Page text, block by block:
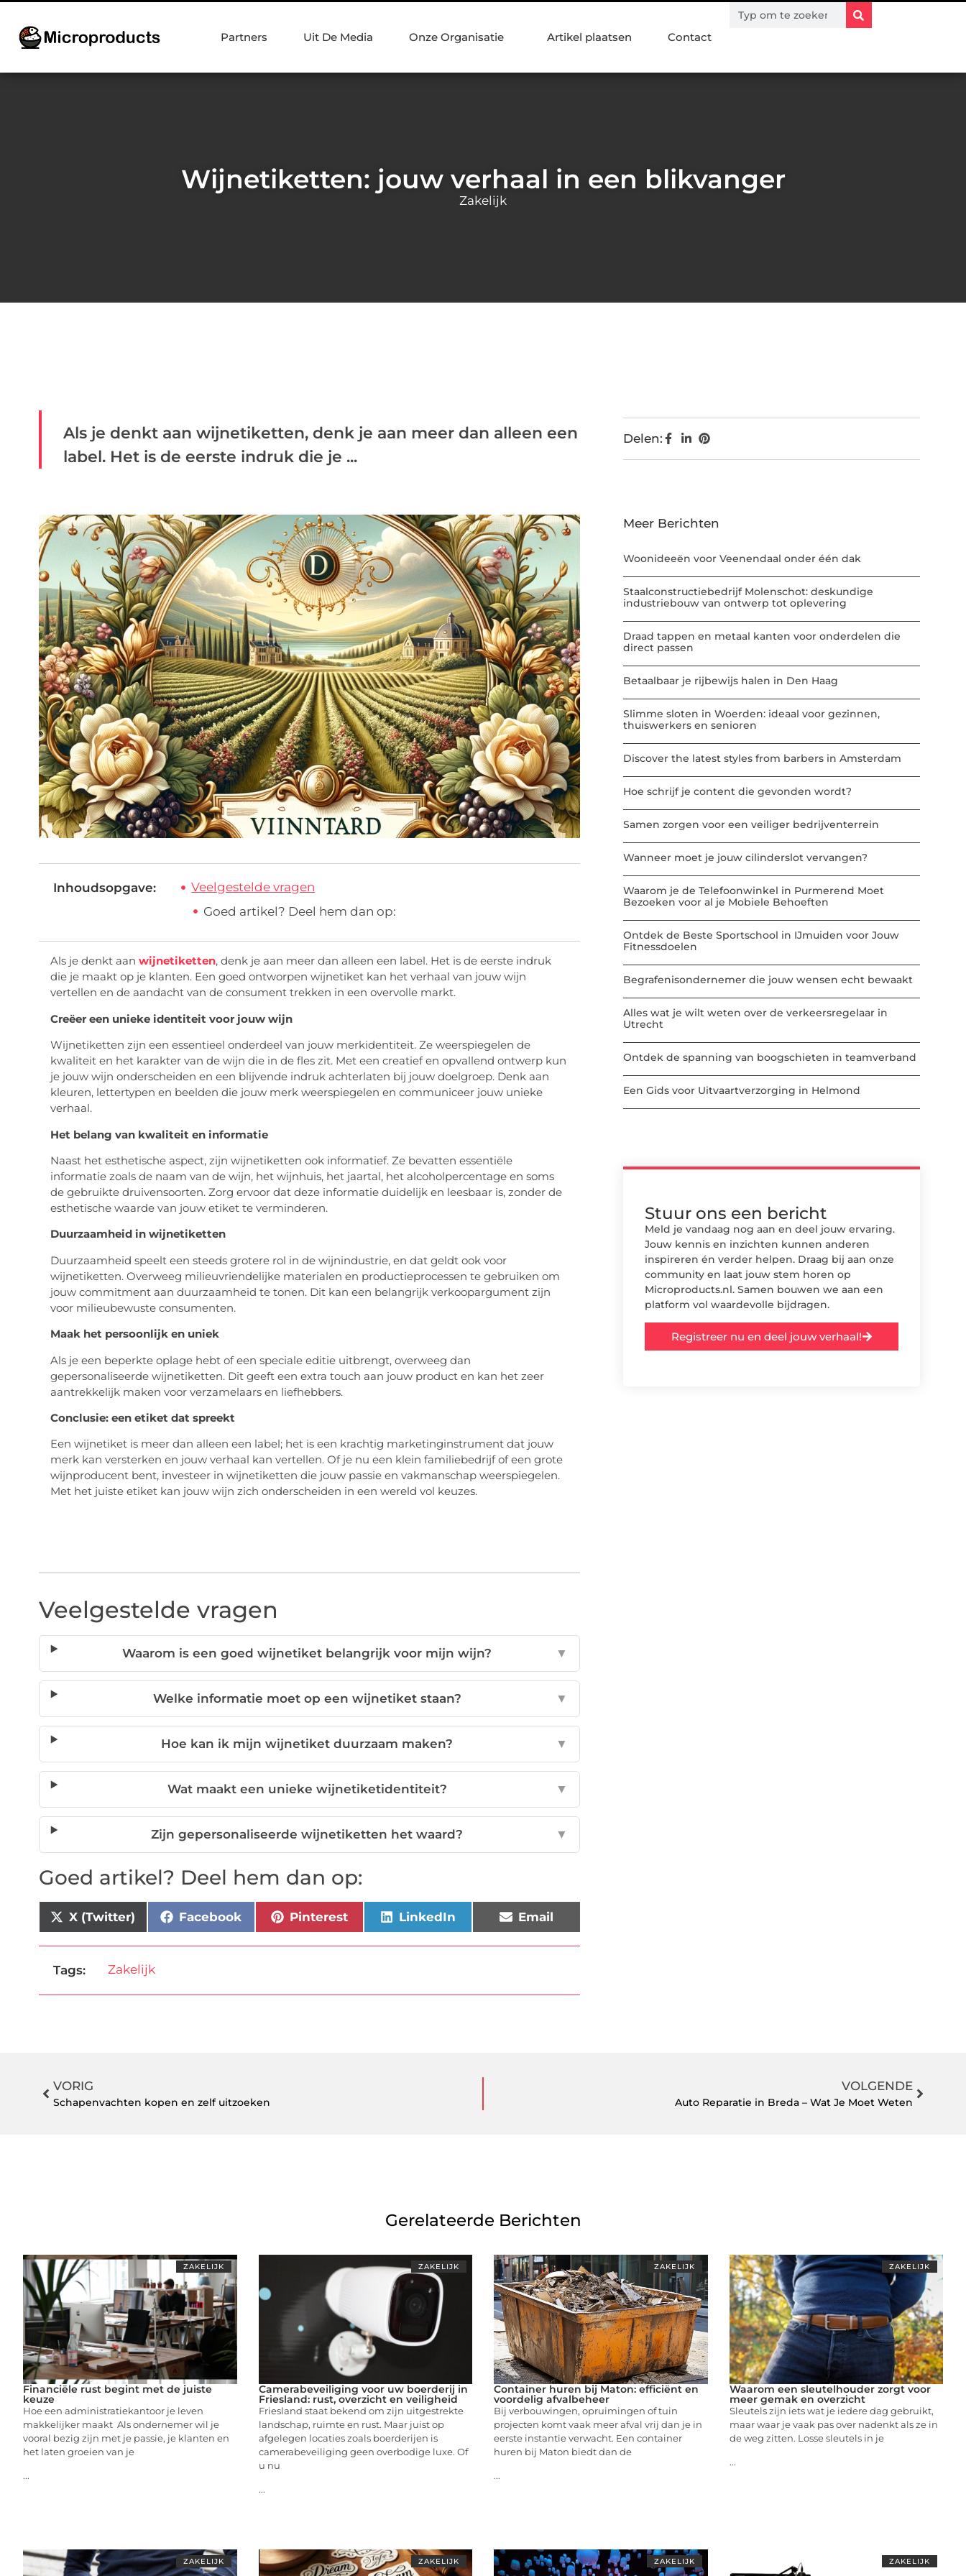
Partners Uit De Media Onze Organisatie Artikel plaatsen Contact
Wijnetiketten: jouw verhaal in een blikvanger
Zakelijk
Als je denkt aan wijnetiketten, denk je aan meer dan alleen een
label. Het is de eerste indruk die je ...
Inhoudsopgave:
Veelgestelde vragen
Goed artikel? Deel hem dan op:
Als je denkt aan wijnetiketten, denk je aan meer dan alleen een label. Het is de eerste indruk
die je maakt op je klanten. Een goed ontworpen wijnetiket kan het verhaal van jouw wijn
vertellen en de aandacht van de consument trekken in een overvolle markt.
Creëer een unieke identiteit voor jouw wijn
Wijnetiketten zijn een essentieel onderdeel van jouw merkidentiteit. Ze weerspiegelen de
kwaliteit en het karakter van de wijn die in de fles zit. Met een creatief en opvallend ontwerp kun
je jouw wijn onderscheiden en een blijvende indruk achterlaten bij jouw doelgroep. Denk aan
kleuren, lettertypen en beelden die jouw merk weerspiegelen en communiceer jouw unieke
verhaal.
Het belang van kwaliteit en informatie
Naast het esthetische aspect, zijn wijnetiketten ook informatief. Ze bevatten essentiële
informatie zoals de naam van de wijn, het wijnhuis, het jaartal, het alcoholpercentage en soms
de gebruikte druivensoorten. Zorg ervoor dat deze informatie duidelijk en leesbaar is, zonder de
esthetische waarde van jouw etiket te verminderen.
Duurzaamheid in wijnetiketten
Duurzaamheid speelt een steeds grotere rol in de wijnindustrie, en dat geldt ook voor
wijnetiketten. Overweeg milieuvriendelijke materialen en productieprocessen te gebruiken om
jouw commitment aan duurzaamheid te tonen. Dit kan een belangrijk verkoopargument zijn
voor milieubewuste consumenten.
Maak het persoonlijk en uniek
Als je een beperkte oplage hebt of een speciale editie uitbrengt, overweeg dan
gepersonaliseerde wijnetiketten. Dit geeft een extra touch aan jouw product en kan het zeer
aantrekkelijk maken voor verzamelaars en liefhebbers.
Conclusie: een etiket dat spreekt
Een wijnetiket is meer dan alleen een label; het is een krachtig marketinginstrument dat jouw
merk kan versterken en jouw verhaal kan vertellen. Of je nu een klein familiebedrijf of een grote
wijnproducent bent, investeer in wijnetiketten die jouw passie en vakmanschap weerspiegelen.
Met het juiste etiket kan jouw wijn zich onderscheiden in een wereld vol keuzes.
Veelgestelde vragen
Waarom is een goed wijnetiket belangrijk voor mijn wijn? ▼
Welke informatie moet op een wijnetiket staan? ▼
Hoe kan ik mijn wijnetiket duurzaam maken? ▼
Wat maakt een unieke wijnetiketidentiteit? ▼
Zijn gepersonaliseerde wijnetiketten het waard? ▼
Goed artikel? Deel hem dan op:
X (Twitter) Facebook Pinterest LinkedIn Email
Tags: Zakelijk
Delen:
Meer Berichten
Woonideeën voor Veenendaal onder één dak
Staalconstructiebedrijf Molenschot: deskundige
industriebouw van ontwerp tot oplevering
Draad tappen en metaal kanten voor onderdelen die
direct passen
Betaalbaar je rijbewijs halen in Den Haag
Slimme sloten in Woerden: ideaal voor gezinnen,
thuiswerkers en senioren
Discover the latest styles from barbers in Amsterdam
Hoe schrijf je content die gevonden wordt?
Samen zorgen voor een veiliger bedrijventerrein
Wanneer moet je jouw cilinderslot vervangen?
Waarom je de Telefoonwinkel in Purmerend Moet
Bezoeken voor al je Mobiele Behoeften
Ontdek de Beste Sportschool in IJmuiden voor Jouw
Fitnessdoelen
Begrafenisondernemer die jouw wensen echt bewaakt
Alles wat je wilt weten over de verkeersregelaar in
Utrecht
Ontdek de spanning van boogschieten in teamverband
Een Gids voor Uitvaartverzorging in Helmond
Stuur ons een bericht
Meld je vandaag nog aan en deel jouw ervaring.
Jouw kennis en inzichten kunnen anderen
inspireren én verder helpen. Draag bij aan onze
community en laat jouw stem horen op
Microproducts.nl. Samen bouwen we aan een
platform vol waardevolle bijdragen.
Registreer nu en deel jouw verhaal!
VORIG
Schapenvachten kopen en zelf uitzoeken
VOLGENDE
Auto Reparatie in Breda – Wat Je Moet Weten
Gerelateerde Berichten
ZAKELIJK
Financiële rust begint met de juiste
keuze
Hoe een administratiekantoor je leven
makkelijker maakt Als ondernemer wil je
vooral bezig zijn met je passie, je klanten en
het laten groeien van je
...
ZAKELIJK
Camerabeveiliging voor uw boerderij in
Friesland: rust, overzicht en veiligheid
Friesland staat bekend om zijn uitgestrekte
landschap, ruimte en rust. Maar juist op
afgelegen locaties zoals boerderijen is
camerabeveiliging geen overbodige luxe. Of
u nu
...
ZAKELIJK
Container huren bij Maton: efficiënt en
voordelig afvalbeheer
Bij verbouwingen, opruimingen of tuin
projecten komt vaak meer afval vrij dan je in
eerste instantie verwacht. Een container
huren bij Maton biedt dan de
...
ZAKELIJK
Waarom een sleutelhouder zorgt voor
meer gemak en overzicht
Sleutels zijn iets wat je iedere dag gebruikt,
maar waar je vaak pas over nadenkt als ze in
de weg zitten. Losse sleutels in je
...
ZAKELIJK ZAKELIJK ZAKELIJK ZAKELIJK